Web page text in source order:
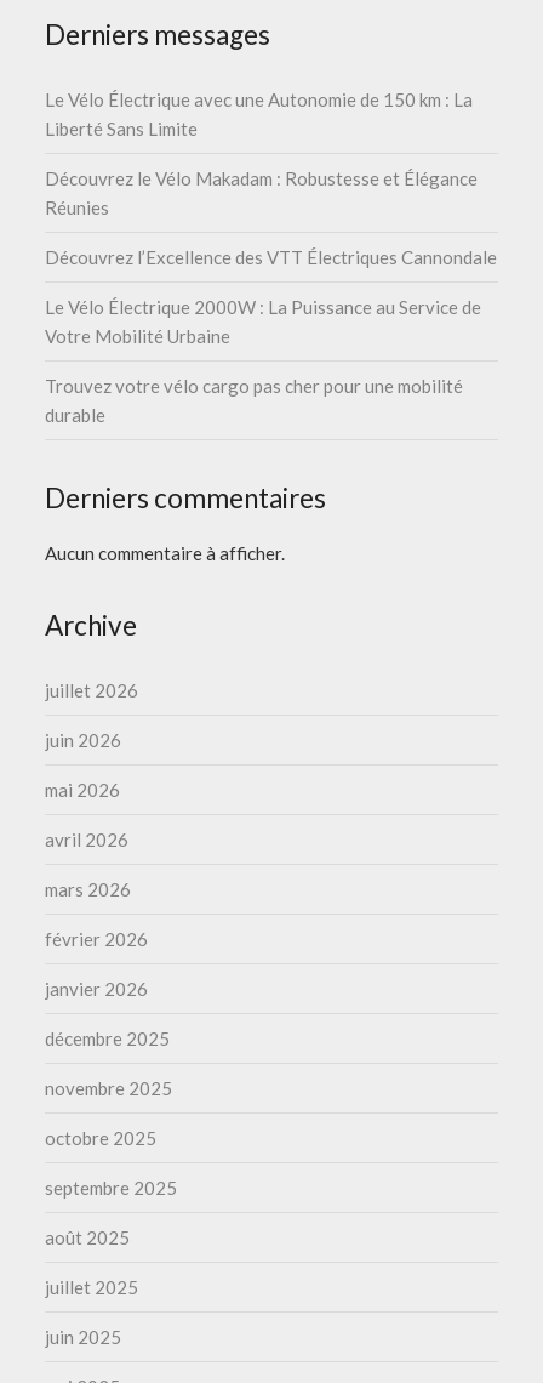
Derniers messages
Le Vélo Électrique avec une Autonomie de 150 km : La
Liberté Sans Limite
Découvrez le Vélo Makadam : Robustesse et Élégance
Réunies
Découvrez l’Excellence des VTT Électriques Cannondale
Le Vélo Électrique 2000W : La Puissance au Service de
Votre Mobilité Urbaine
Trouvez votre vélo cargo pas cher pour une mobilité
durable
Derniers commentaires
Aucun commentaire à afficher.
Archive
juillet 2026
juin 2026
mai 2026
avril 2026
mars 2026
février 2026
janvier 2026
décembre 2025
novembre 2025
octobre 2025
septembre 2025
août 2025
juillet 2025
juin 2025